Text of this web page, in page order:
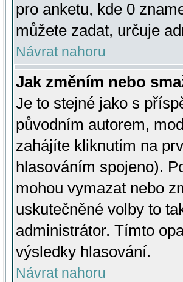
pro anketu, kde 0
můžete zadat, určuje
Návrat nahoru
Jak změním nebo
Je to stejné jako s
původním autorem,
zahájíte kliknutím na
hlasováním spojeno).
mohou vymazat nebo
uskutečněné volby to
administrátor. Tímto
výsledky hlasování.
Návrat nahoru